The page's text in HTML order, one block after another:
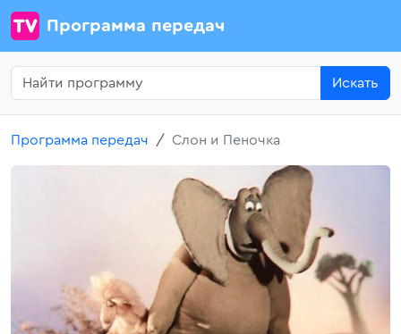
Программа передач
Искать
Программа передач Слон и Пеночка